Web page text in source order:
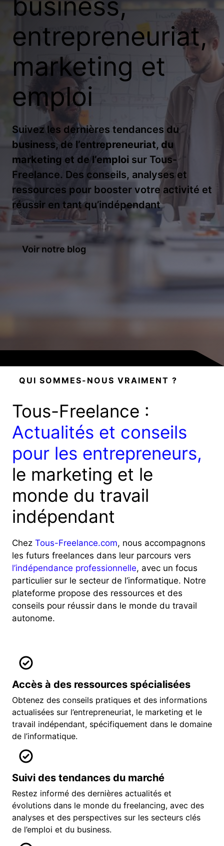
business,
entrepreneuriat,
marketing et
emploi
Suivez les dernières tendances du
business, de l’entrepreneuriat, du
marketing et de l’emploi sur Tous-
Freelance. Des conseils, analyses et
ressources pour booster votre activité et
réussir en tant qu’indépendant
Voir notre blog
QUI SOMMES-NOUS VRAIMENT ?
Tous-Freelance :
Actualités et conseils
pour les entrepreneurs,
le marketing et le
monde du travail
indépendant
Chez Tous-Freelance.com, nous accompagnons
les futurs freelances dans leur parcours vers
l’indépendance professionnelle, avec un focus
particulier sur le secteur de l’informatique. Notre
plateforme propose des ressources et des
conseils pour réussir dans le monde du travail
autonome.
Accès à des ressources spécialisées
Obtenez des conseils pratiques et des informations
actualisées sur l’entrepreneuriat, le marketing et le
travail indépendant, spécifiquement dans le domaine
de l’informatique.
Suivi des tendances du marché
Restez informé des dernières actualités et
évolutions dans le monde du freelancing, avec des
analyses et des perspectives sur les secteurs clés
de l’emploi et du business.